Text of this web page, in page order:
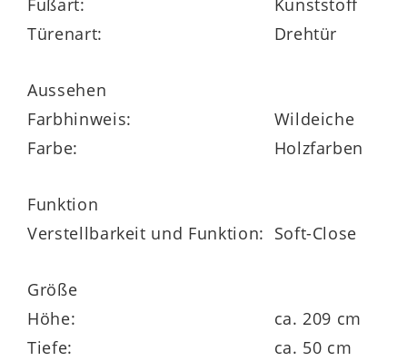
links angeschlagene Holztüren und eine
rechts angeschlagene Tür mit Glaseinsatz.
IhreMaße
40 cm (BxHxT).
DasTV-Unterteil
195 x 62 x 50 cm (BxHxT)und bietet jede
Türen sowie in einer Klappe und zwei
Schubladen.
Fußart:
Kunststoff
Türenart:
Drehtür
Aussehen
Farbhinweis:
Wildeiche
Farbe:
Holzfarben
Funktion
Verstellbarkeit und Funktion: Soft-Close
Größe
Höhe:
ca. 209 cm
Tiefe:
ca. 50 cm